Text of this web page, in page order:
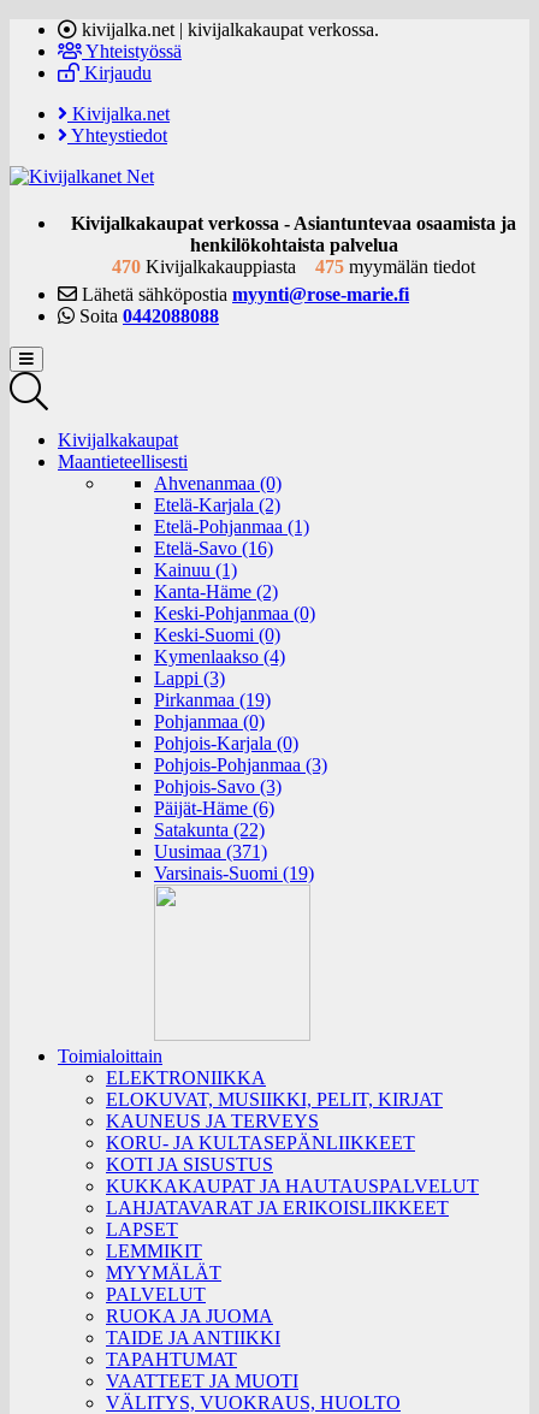
kivijalka.net | kivijalkakaupat verkossa.
Yhteistyössä
Kirjaudu
Kivijalka.net
Yhteystiedot
Kivijalkakaupat verkossa - Asiantuntevaa osaamista ja
henkilökohtaista palvelua
470 Kivijalkakauppiasta 475 myymälän tiedot
Lähetä sähköpostia myynti@rose-marie.fi
Soita 0442088088
Kivijalkakaupat
Maantieteellisesti
Ahvenanmaa (0)
Etelä-Karjala (2)
Etelä-Pohjanmaa (1)
Etelä-Savo (16)
Kainuu (1)
Kanta-Häme (2)
Keski-Pohjanmaa (0)
Keski-Suomi (0)
Kymenlaakso (4)
Lappi (3)
Pirkanmaa (19)
Pohjanmaa (0)
Pohjois-Karjala (0)
Pohjois-Pohjanmaa (3)
Pohjois-Savo (3)
Päijät-Häme (6)
Satakunta (22)
Uusimaa (371)
Varsinais-Suomi (19)
Toimialoittain
ELEKTRONIIKKA
ELOKUVAT, MUSIIKKI, PELIT, KIRJAT
KAUNEUS JA TERVEYS
KORU- JA KULTASEPÄNLIIKKEET
KOTI JA SISUSTUS
KUKKAKAUPAT JA HAUTAUSPALVELUT
LAHJATAVARAT JA ERIKOISLIIKKEET
LAPSET
LEMMIKIT
MYYMÄLÄT
PALVELUT
RUOKA JA JUOMA
TAIDE JA ANTIIKKI
TAPAHTUMAT
VAATTEET JA MUOTI
VÄLITYS, VUOKRAUS, HUOLTO